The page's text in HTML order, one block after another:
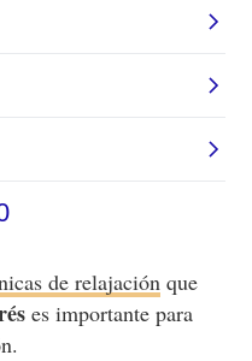
de relajaciónque
es importante para